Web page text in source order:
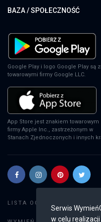
Serwis
w celu realizacji
EA Sports
XSX
EA Sports
PS5
SWITCH
BAZA / SPOŁECZNOŚĆ
Google Play i logo Google Play są
towarowymi firmy Google LLC.
App Store jest znakiem towarowym
firmy Apple Inc., zastrzeżonym w
Stanach Zjednoczonych i innych
LISTA OGŁOSZEŃ: